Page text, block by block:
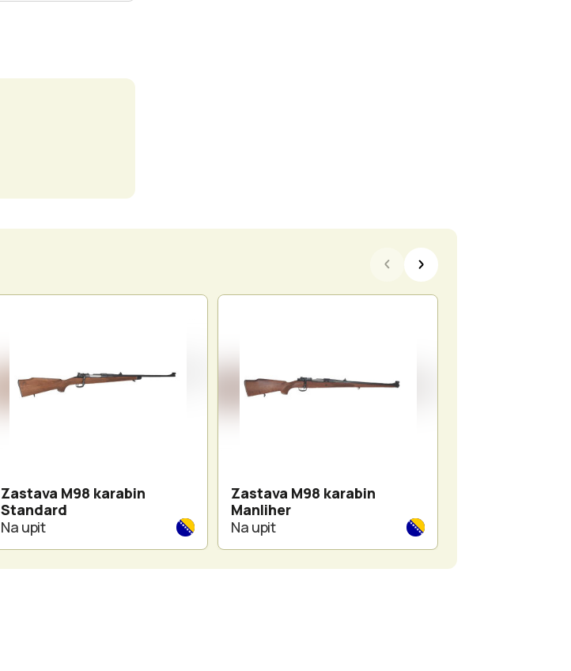
Zastava M98 karabin
Standard
Na upit
Zastava M98 karabin
Manliher
Na upit